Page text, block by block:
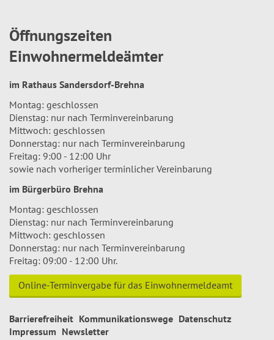
Öffnungszeiten
Einwohnermeldeämter
im Rathaus Sandersdorf-Brehna
Montag: geschlossen
Dienstag: nur nach Terminvereinbarung
Mittwoch: geschlossen
Donnerstag: nur nach Terminvereinbarung
Freitag: 9:00 - 12:00 Uhr
sowie nach vorheriger terminlicher Vereinbarung
im Bürgerbüro Brehna
Montag: geschlossen
Dienstag: nur nach Terminvereinbarung
Mittwoch: geschlossen
Donnerstag: nur nach Terminvereinbarung
Freitag: 09:00 - 12:00 Uhr.
Online-Terminvergabe für das Einwohnermeldeamt
Barrierefreiheit Kommunikationswege Datenschutz
Impressum Newsletter